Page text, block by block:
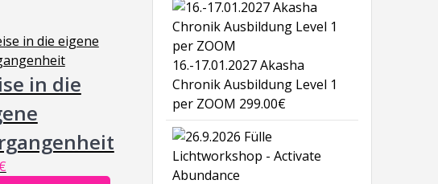
in die
€
16.-17.01.2027 Akasha
Chronik Ausbildung Level 1
per ZOOM 299.00€